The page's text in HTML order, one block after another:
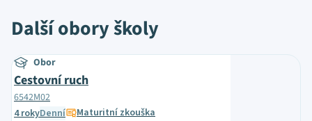
Další obory školy
Obor
Cestovní ruch
6542M02
4 rokyDenní Maturitní zkouška